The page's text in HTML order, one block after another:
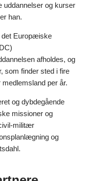
uddannelser og kurser
han.
det Europæiske
afholdes, og
som finder sted i fire
per år.
og dybdegående
missioner og
militær
og